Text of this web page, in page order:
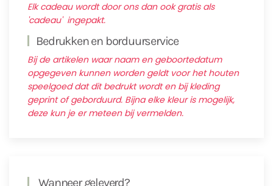
Elk cadeau wordt door ons dan ook gratis als
'cadeau' ingepakt.
Bedrukken en borduurservice
Bij de artikelen waar naam en geboortedatum
opgegeven kunnen worden geldt voor het houten
speelgoed dat dit bedrukt wordt en bij kleding
geprint of geborduurd. Bijna elke kleur is mogelijk,
deze kun je er meteen bij vermelden.
Wanneer geleverd?